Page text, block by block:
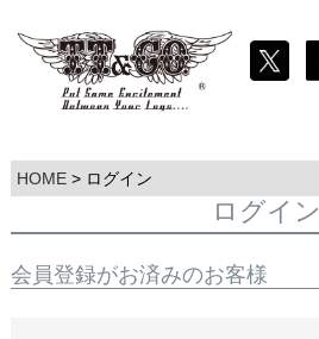
HOME ログイン
ログイン
会員登録がお済みのお客様